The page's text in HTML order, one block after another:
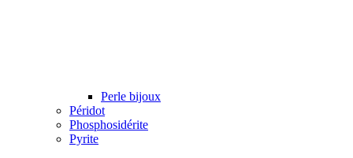
Perle bijoux
Péridot
Phosphosidérite
Pyrite